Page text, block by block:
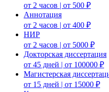
от 2 часов | от 500 ₽
Аннотация
от 2 часов | от 400 ₽
НИР
от 2 часов | от 5000 ₽
Докторская диссертация
от 45 дней | от 100000 ₽
Магистерская
от 15 дней | от 15000 ₽